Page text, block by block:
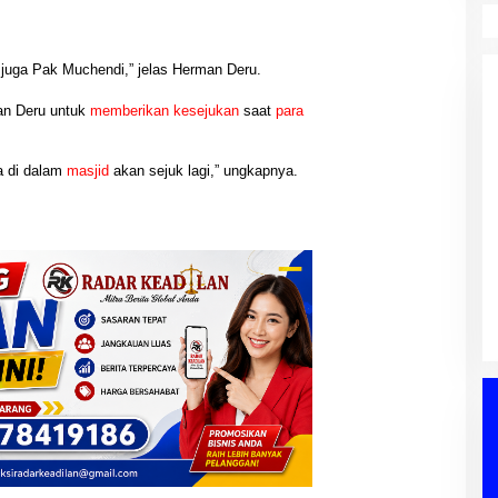
Pak Muchendi,” jelas Herman Deru.
Deru untuk memberikan kesejukansaat para
di dalam masjid akan sejuk lagi,” ungkapnya.
Dapil I A
Peningkatan
Sorotan
Sumsel Tambah Kursi Pemilu:
Kader Wajib Dekat Rakyat dan
Perjuangkan Aspirasi
Di Berita, Palembang, PARPOL, PEMERINTAHAN,
POLITIK, Sumatera Selatan